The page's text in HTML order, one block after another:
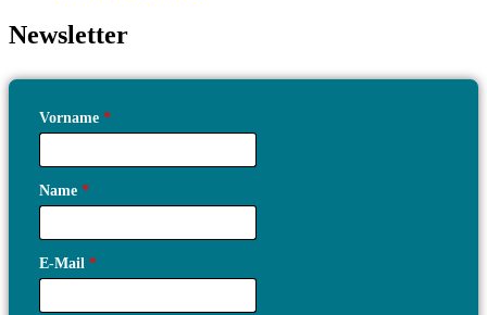
Newsletter
Vorname *
Name *
E-Mail *